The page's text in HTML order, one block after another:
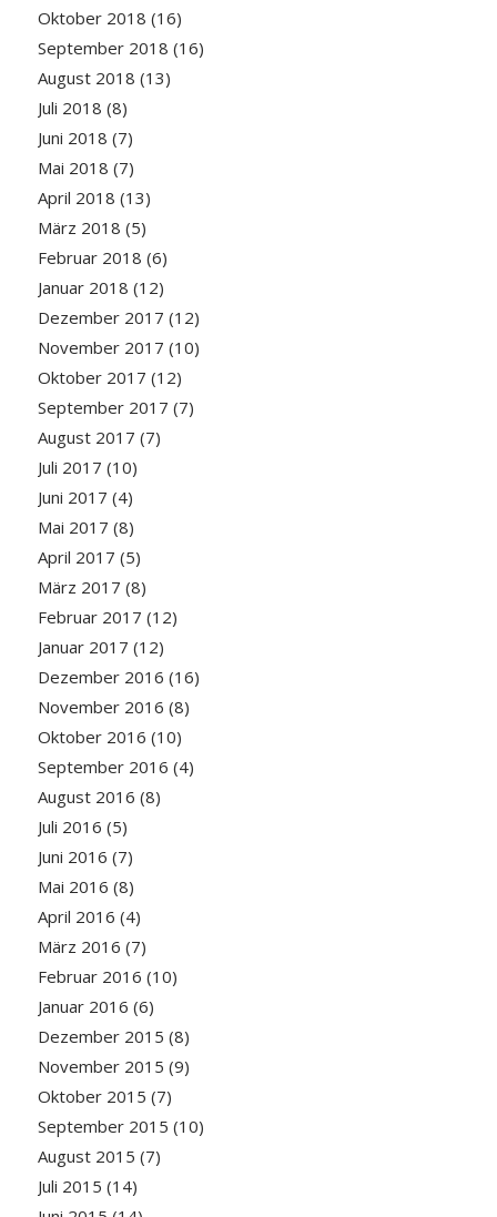
Oktober 2018 (16)
September 2018 (16)
August 2018 (13)
Juli 2018 (8)
Juni 2018 (7)
Mai 2018 (7)
April 2018 (13)
März 2018 (5)
Februar 2018 (6)
Januar 2018 (12)
Dezember 2017 (12)
November 2017 (10)
Oktober 2017 (12)
September 2017 (7)
August 2017 (7)
Juli 2017 (10)
Juni 2017 (4)
Mai 2017 (8)
April 2017 (5)
März 2017 (8)
Februar 2017 (12)
Januar 2017 (12)
Dezember 2016 (16)
November 2016 (8)
Oktober 2016 (10)
September 2016 (4)
August 2016 (8)
Juli 2016 (5)
Juni 2016 (7)
Mai 2016 (8)
April 2016 (4)
März 2016 (7)
Februar 2016 (10)
Januar 2016 (6)
Dezember 2015 (8)
November 2015 (9)
Oktober 2015 (7)
September 2015 (10)
August 2015 (7)
Juli 2015 (14)